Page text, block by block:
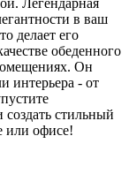
в ваш
делает его
обеденного
Он
интерьера - от
стильный
или офисе!